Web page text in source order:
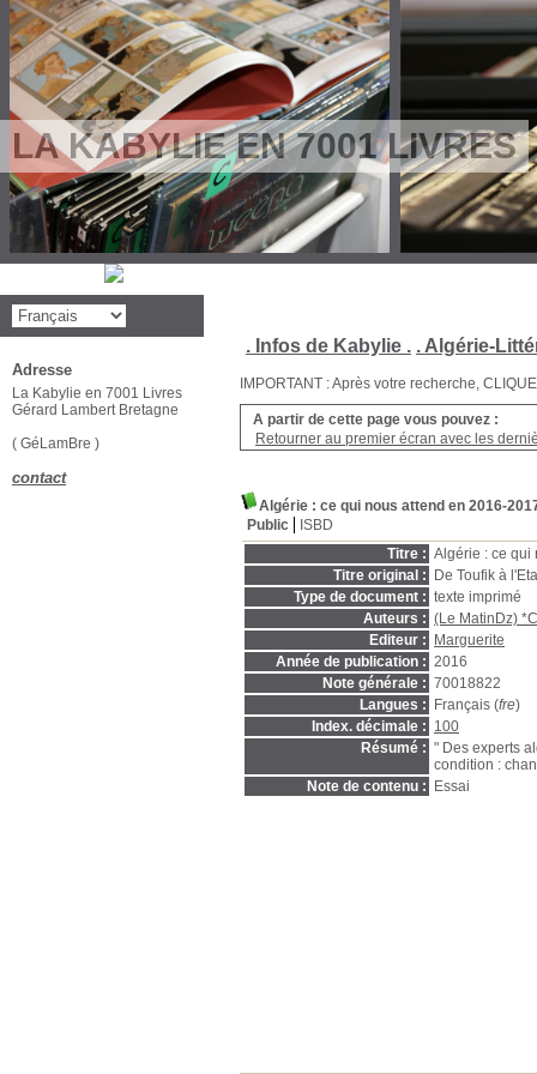
LA KABYLIE EN 7001 LIVRES
. Infos de Kabylie . . Algérie-
IMPORTANT : Après votre recherche,
A partir de cette page vous pouvez :
Retourner au premier écran avec les
Algérie : ce qui nous attend en 2016-
Public
ISBD
Titre : Algérie : ce qui
Titre original :
De Toufik à
Type de document : texte imprimé
Auteurs : (Le MatinDz)
Editeur :
Marguerite
Année de publication : 2016
Note générale : 70018822
Langues :
Français (fre)
Index. décimale : 100
Résumé : " Des experts
condition :
Note de contenu :
Essai
Adresse
La Kabylie en 7001 Livres
Gérard Lambert Bretagne
( GéLamBre )
contact